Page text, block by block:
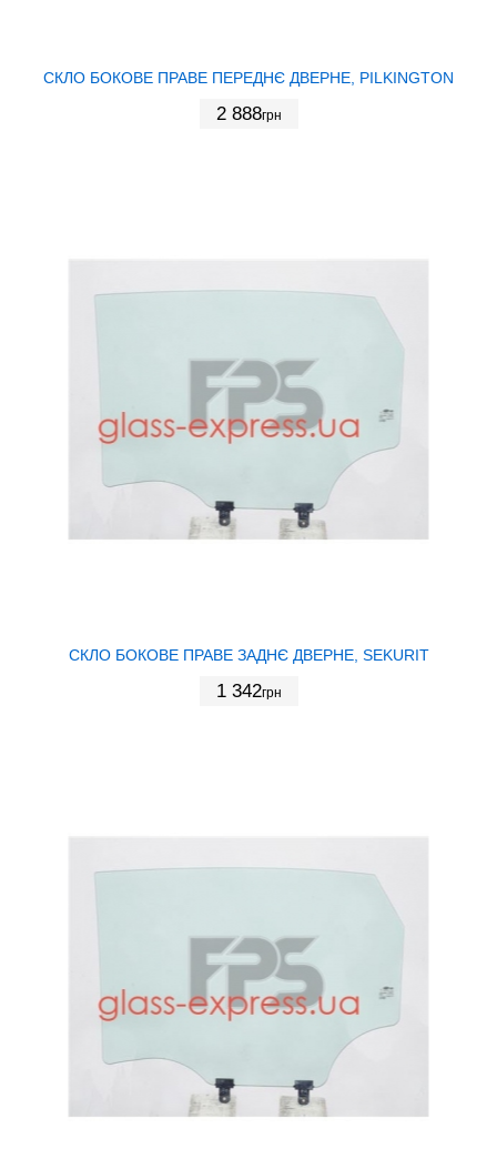
СКЛО БОКОВЕ ПРАВЕ ПЕРЕДНЄ ДВЕРНЕ, PILKINGTON
2 888грн
СКЛО БОКОВЕ ПРАВЕ ЗАДНЄ ДВЕРНЕ, SEKURIT
1 342грн